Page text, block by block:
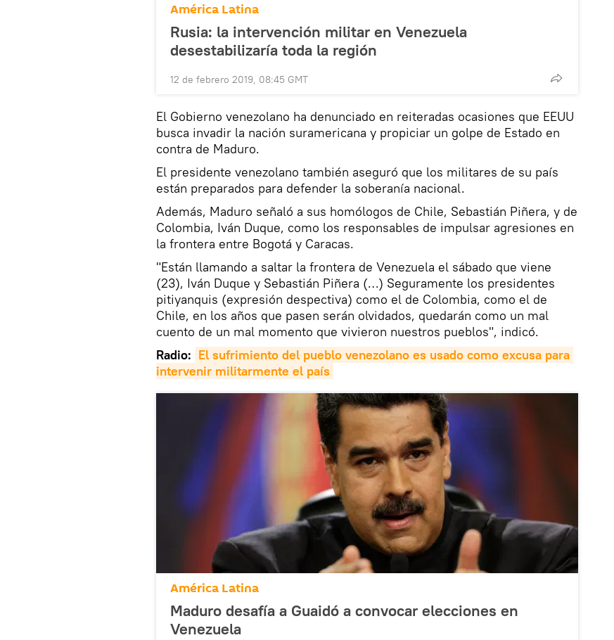
América Latina
Rusia: la intervención militar en Venezuela
desestabilizaría toda la región
12 de febrero 2019, 08:45 GMT
El Gobierno venezolano ha denunciado en reiteradas ocasiones que EEUU
busca invadir la nación suramericana y propiciar un golpe de Estado en
contra de Maduro.
El presidente venezolano también aseguró que los militares de su país
están preparados para defender la soberanía nacional.
Además, Maduro señaló a sus homólogos de Chile, Sebastián Piñera, y de
Colombia, Iván Duque, como los responsables de impulsar agresiones en
la frontera entre Bogotá y Caracas.
"Están llamando a saltar la frontera de Venezuela el sábado que viene
(23), Iván Duque y Sebastián Piñera (…) Seguramente los presidentes
pitiyanquis (expresión despectiva) como el de Colombia, como el de
Chile, en los años que pasen serán olvidados, quedarán como un mal
cuento de un mal momento que vivieron nuestros pueblos", indicó.
Radio: El sufrimiento del pueblo venezolano es usado como excusa para
intervenir militarmente el país
América Latina
Maduro desafía a Guaidó a convocar elecciones en
Venezuela